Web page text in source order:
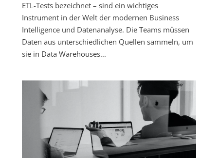
ETL-Tests bezeichnet – sind ein wichtiges
Instrument in der Welt der modernen Business
Intelligence und Datenanalyse. Die Teams müssen
Daten aus unterschiedlichen Quellen sammeln, um
sie in Data Warehouses...